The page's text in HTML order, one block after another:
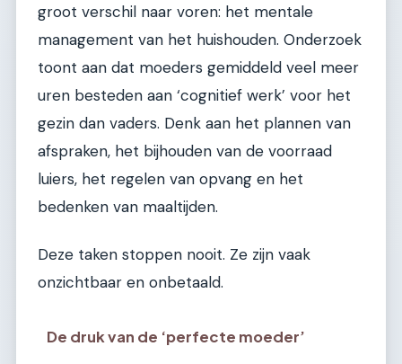
groot verschil naar voren: het mentale
management van het huishouden. Onderzoek
toont aan dat moeders gemiddeld veel meer
uren besteden aan ‘cognitief werk’ voor het
gezin dan vaders. Denk aan het plannen van
afspraken, het bijhouden van de voorraad
luiers, het regelen van opvang en het
bedenken van maaltijden.
Deze taken stoppen nooit. Ze zijn vaak
onzichtbaar en onbetaald.
De druk van de ‘perfecte moeder’